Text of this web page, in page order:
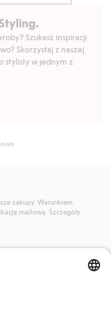
Szukasz inspiracji
Skorzystaj z naszej
stylisty w jednym z
zakupy. Warunkiem
mailową. Szczegóły